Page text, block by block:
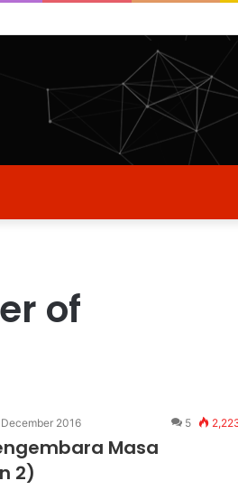
of
2016 5
Masa
2)